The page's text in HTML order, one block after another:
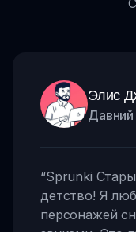
Элис
“Sprunki
детство! Я
персонажей